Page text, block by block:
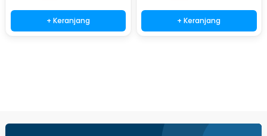
+ Keranjang + Keranjang